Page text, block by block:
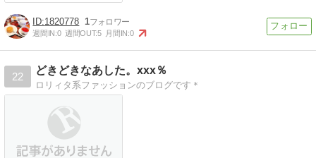
1820778 1
週間IN:0 週間OUT:5 月間IN:0
22
どきどきなあした。xxx％
ロリィタ系ファッションのブログです＊